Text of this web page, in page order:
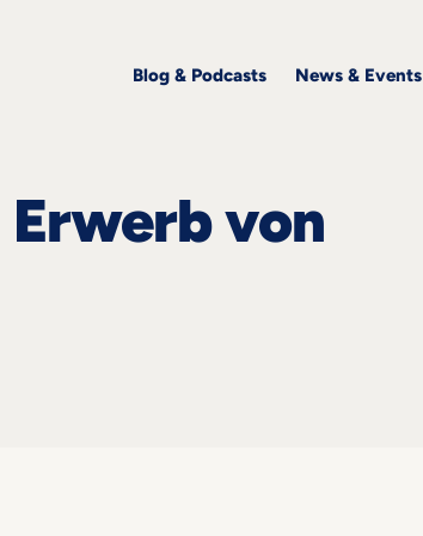
Blog & Podcasts News & Events
von